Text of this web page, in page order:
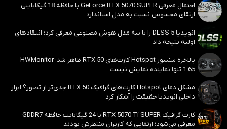
احتمال معرفی GeForce RTX 5070 SUPER با حافظه 18 گیگابایتی؛
ارتقای محسوس نسبت به مدل استاندارد
انویدیا DLSS 5 را با سه مدل هوش مصنوعی معرفی کرد؛ انتقادهای
اولیه نتیجه داد
بالاخره سنسور Hotspot کارت‌های RTX 50 ظاهر شد؛ HWMonitor
1.65 تنها نماینده نمایش نیست
مشکل دمای Hotspot کارت‌های گرافیک RTX 50 جدی‌تر از تصور؟ ابزار
داخلی انویدیا حقیقت را آشکار کرد
کارت گرافیک RTX 5070 Ti SUPER با 24 گیگابایت حافظه GDDR7
معرفی می‌شود؛ ارتقایی که کاربران منتظرش بودند